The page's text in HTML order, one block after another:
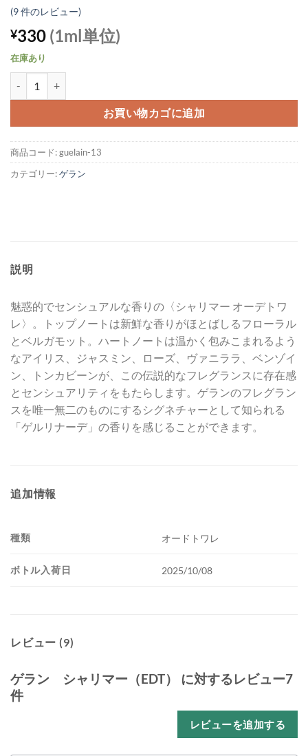
(9件のレビュー)
¥330 (1ml単位)
在庫あり
お買い物カゴに追加
商品コード:guelain-13
カテゴリー:ゲラン
説明
魅惑的でセンシュアルな香りの〈シャリマー オーデトワ
レ〉。トップノートは新鮮な香りがほとばしるフローラル
とベルガモット。ハートノートは温かく包みこまれるよう
なアイリス、ジャスミン、ローズ、ヴァニララ、ベンゾイ
ン、トンカビーンが、この伝説的なフレグランスに存在感
とセンシュアリティをもたらします。ゲランのフレグラン
スを唯一無二のものにするシグネチャーとして知られる
「ゲルリナーデ」の香りを感じることができます。
追加情報
種類 オードトワレ
ボトル入荷日 2025/10/08
レビュー (9)
ゲラン シャリマー（EDT）
に対するレビュー7
件
レビューを追加する